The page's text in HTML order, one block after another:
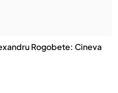
Rogobete: Cineva